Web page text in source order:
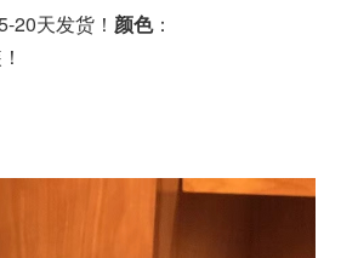
20天发货！ 颜色：